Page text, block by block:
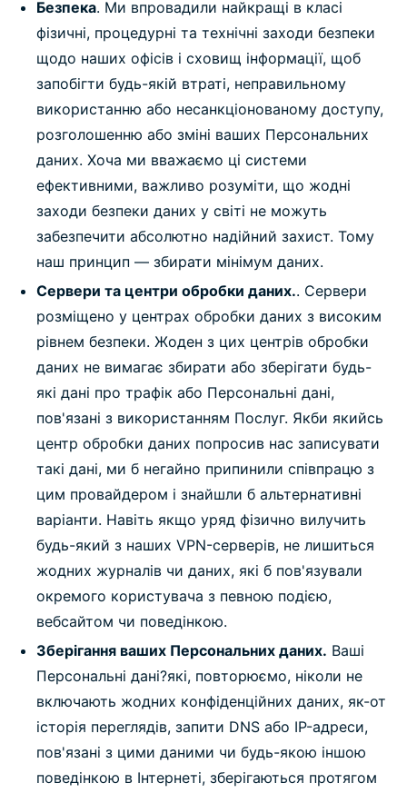
Безпека. Ми впровадили найкращі в класі
фізичні, процедурні та технічні заходи безпеки
щодо наших офісів і сховищ інформації, щоб
запобігти будь-якій втраті, неправильному
використанню або несанкціонованому доступу,
розголошенню або зміні ваших Персональних
даних. Хоча ми вважаємо ці системи
ефективними, важливо розуміти, що жодні
заходи безпеки даних у світі не можуть
забезпечити абсолютно надійний захист. Тому
наш принцип — збирати мінімум даних.
Сервери та центри обробки даних.. Сервери
розміщено у центрах обробки даних з високим
рівнем безпеки. Жоден з цих центрів обробки
даних не вимагає збирати або зберігати будь-
які дані про трафік або Персональні дані,
пов'язані з використанням Послуг. Якби якийсь
центр обробки даних попросив нас записувати
такі дані, ми б негайно припинили співпрацю з
цим провайдером і знайшли б альтернативні
варіанти. Навіть якщо уряд фізично вилучить
будь-який з наших VPN-серверів, не лишиться
жодних журналів чи даних, які б пов'язували
окремого користувача з певною подією,
вебсайтом чи поведінкою.
Зберігання ваших Персональних даних. Ваші
Персональні дані?які, повторюємо, ніколи не
включають жодних конфіденційних даних, як-от
історія переглядів, запити DNS або IP-адреси,
пов'язані з цими даними чи будь-якою іншою
поведінкою в Інтернеті, зберігаються протягом